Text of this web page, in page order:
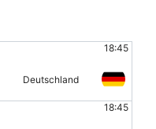
18:45
Deutschland
18:45